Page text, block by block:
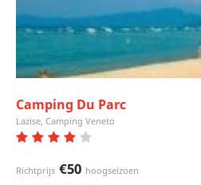
Camping Du Parc
Lazise, Camping Veneto
Richtprijs €50 hoogseizoen